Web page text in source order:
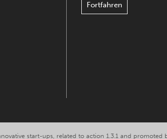
Fortfahren
start-ups, related to action 1.3.1 and promoted